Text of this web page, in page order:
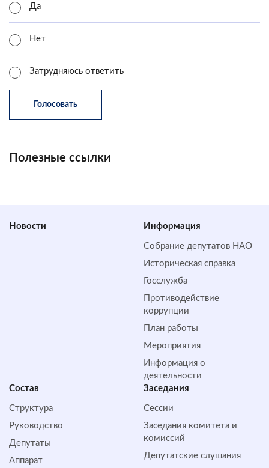
Да
Нет
Затрудняюсь ответить
Полезные ссылки
Новости Информация
Собрание депутатов НАО
Историческая справка
Госслужба
Противодействие
коррупции
План работы
Мероприятия
Информация о
деятельности
Состав
Структура
Руководство
Депутаты
Аппарат
Заседания
Сессии
Заседания комитета и
комиссий
Депутатские слушания